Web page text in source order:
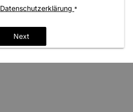
­Datenschutzerklärung *
Next